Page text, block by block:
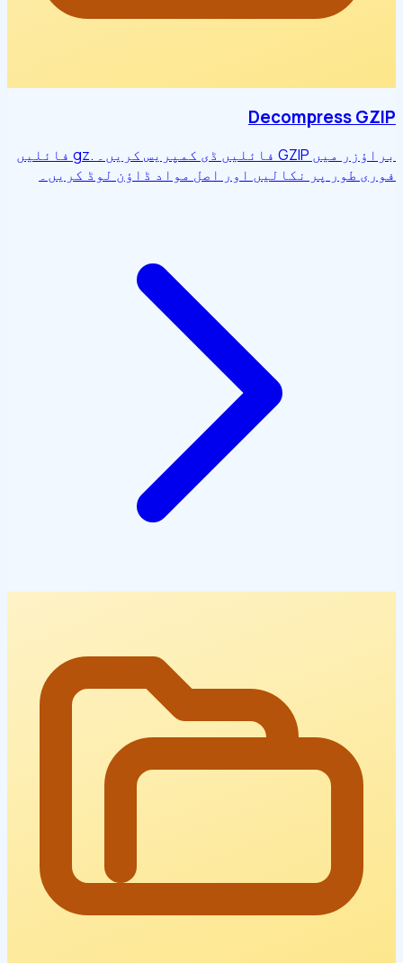
Decompress GZIP
براؤزر میں GZIP فائلیں ڈی کمپریس کریں۔ .gz فائلیں
فوری طور پر نکالیں اور اصل مواد ڈاؤن لوڈ کریں۔